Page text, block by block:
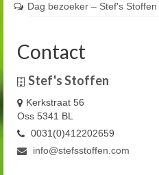
Dag bezoeker – Stef's Stoffen
Contact
Stef's Stoffen
Kerkstraat 56
Oss 5341 BL
0031(0)412202659
info@stefsstoffen.com